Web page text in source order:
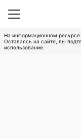
На информационном
Оставаясь на сайте, вы
использование.